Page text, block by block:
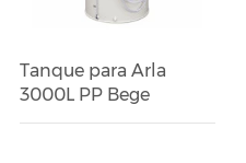
Tanque para Arla
3000L PP Bege